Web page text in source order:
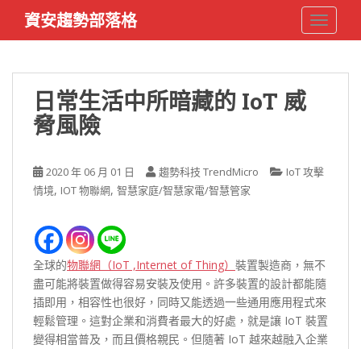
i
資安趨勢部落格
日常生活中所暗藏的 IoT 威
脅風險
2020 年 06 月 01 日 趨勢科技 TrendMicro
IoT 攻擊
情境, IOT 物聯網, 智慧家庭/智慧家電/智慧管家
全球的物聯網（IoT ,Internet of Thing） 裝置製造商，無不
盡可能將裝置做得容易安裝及使用。許多裝置的設計都能隨
插即用，相容性也很好，同時又能透過一些通用應用程式來
輕鬆管理。這對企業和消費者最大的好處，就是讓 IoT 裝置
變得相當普及，而且價格親民。但隨著 IoT 越來越融入企業